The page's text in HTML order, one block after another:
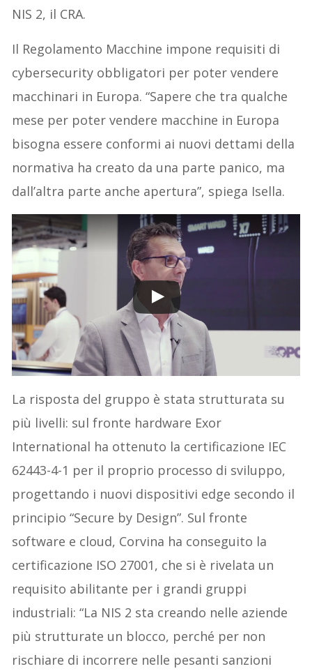
NIS 2, il CRA.
Il Regolamento Macchine impone requisiti di
cybersecurity obbligatori per poter vendere
macchinari in Europa. “Sapere che tra qualche
mese per poter vendere macchine in Europa
bisogna essere conformi ai nuovi dettami della
normativa ha creato da una parte panico, ma
dall’altra parte anche apertura”, spiega Isella.
La risposta del gruppo è stata strutturata su
più livelli: sul fronte hardware Exor
International ha ottenuto la certificazione IEC
62443-4-1 per il proprio processo di sviluppo,
progettando i nuovi dispositivi edge secondo il
principio “Secure by Design”. Sul fronte
software e cloud, Corvina ha conseguito la
certificazione ISO 27001, che si è rivelata un
requisito abilitante per i grandi gruppi
industriali: “La NIS 2 sta creando nelle aziende
più strutturate un blocco, perché per non
rischiare di incorrere nelle pesanti sanzioni